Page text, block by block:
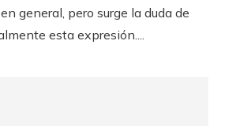
general, pero surge la duda de
esta expresión....